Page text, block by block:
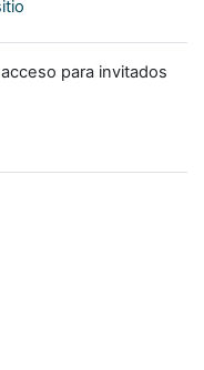
para invitados